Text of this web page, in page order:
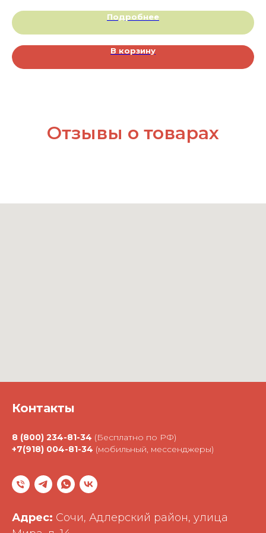
Подробнее
В корзину
Отзывы о товарах
Контакты
8 (800) 234-81-34 (Бесплатно по РФ)
+7(918) 004-81-34 (мобильный, мессенджеры)
Адрес: Сочи, Адлерский район, улица